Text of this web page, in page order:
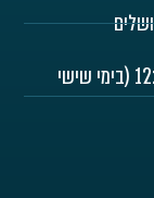
יום א - ה: 9:00 - 18:00 יום ו: 9:00 - 12:00 (בימי שישי